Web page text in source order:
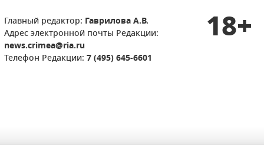
Главный редактор: Гаврилова А.В.
Адрес электронной почты Редакции:
news.crimea@ria.ru
Телефон Редакции: 7 (495) 645-6601
18+